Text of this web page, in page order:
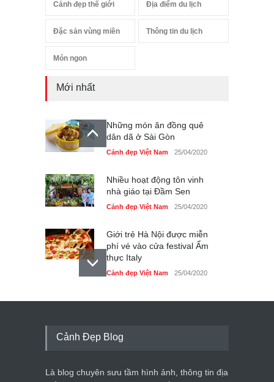
Cảnh đẹp thế giới Địa điểm du lịch
Đặc sản vùng miền Thông tin du lịch
Món ngon
Mới nhất
Những món ăn đồng quê
dân dã ở Sài Gòn
Cảnh đẹp Việt Nam 25/04/2020
Nhiều hoạt động tôn vinh
nhà giáo tại Đầm Sen
Cảnh đẹp Việt Nam 25/04/2020
Giới trẻ Hà Nội được miễn
phí vé vào cửa festival Ẩm
thực Italy
Cảnh đẹp Việt Nam 25/04/2020
Tam giác mạch khoe sắc
du lịch quốc gia
Cảnh Đẹp Blog
Là blog chuyên sưu tầm hình ảnh, thông tin địa